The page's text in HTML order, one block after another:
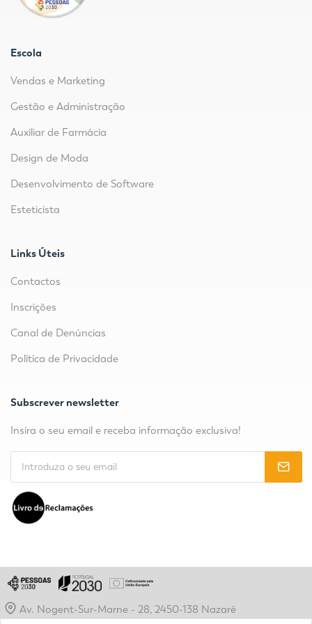
Escola
Vendas e Marketing
Gestão e Administração
Auxiliar de Farmácia
Design de Moda
Desenvolvimento de Software
Esteticista
Links Úteis
Contactos
Inscrições
Canal de Denúncias
Política de Privacidade
Subscrever newsletter
Insira o seu email e receba informação exclusiva!
Av. Nogent-Sur-Marne - 28, 2450-138 Nazaré